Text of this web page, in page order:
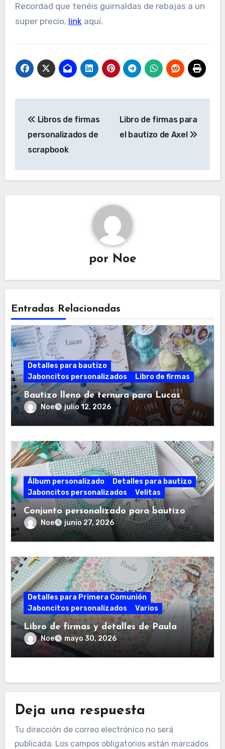
Recordad que tenéis guirnaldas de rebajas a un
super precio, link aquí.
de
entradas
Libros de firmas
personalizados de
scrapbook
Libro de firmas para
el bautizo de Axel
por Noe
Entradas Relacionadas
Detalles para bautizo
Jaboncitos personalizados
Libro de firmas
Bautizo lleno de ternura para Lucas
Noe julio 12, 2026
Álbum personalizado
Detalles para bautizo
Jaboncitos personalizados
Velitas
Conjunto personalizado para bautizo
Noe junio 27, 2026
Detalles para Primera Comunión
Jaboncitos personalizados
Varios
Libro de firmas y detalles de Paula
Noe mayo 30, 2026
Deja una respuesta
Tu dirección de correo electrónico no será
publicada. Los campos obligatorios están marcados